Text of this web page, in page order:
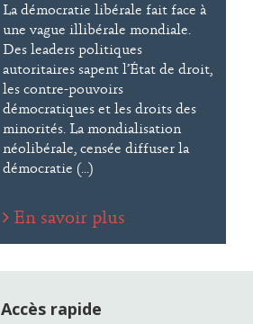
La démocratie libérale fait face à
une vague illibérale mondiale.
Des leaders politiques
autoritaires sapent l’État de droit,
les contre-pouvoirs
démocratiques et les droits des
minorités. La mondialisation
néolibérale, censée diffuser la
démocratie (...)
En savoir plus
Accès rapide